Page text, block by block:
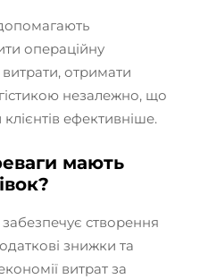
операційну
отримати
незалежно, що
ефективніше.
мають
забезпечує створення
знижки та
витрат за